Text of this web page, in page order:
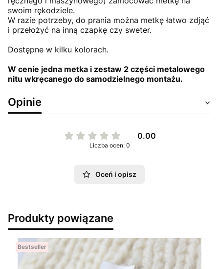
swoim rękodziele.
W razie potrzeby, do prania można metkę łatwo zdjąć
i przełożyć na inną czapkę czy sweter.
Dostępne w kilku kolorach.
W cenie jedna metka i zestaw 2 części metalowego
nitu wkręcanego do samodzielnego montażu.
Opinie
0.00
Liczba ocen: 0
Oceń i opisz
Produkty powiązane
Bestseller